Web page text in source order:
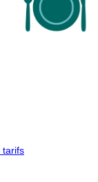
tarifs